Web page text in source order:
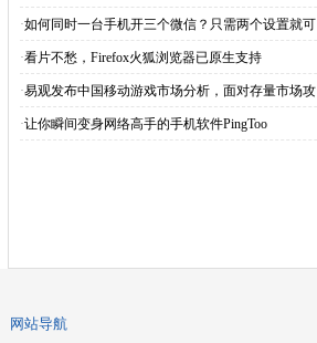
·如何同时一台手机开三个微信？只需两个设置就可
·看片不愁，Firefox火狐浏览器已原生支持
·易观发布中国移动游戏市场分析，面对存量市场攻
·让你瞬间变身网络高手的手机软件PingToo
网站导航